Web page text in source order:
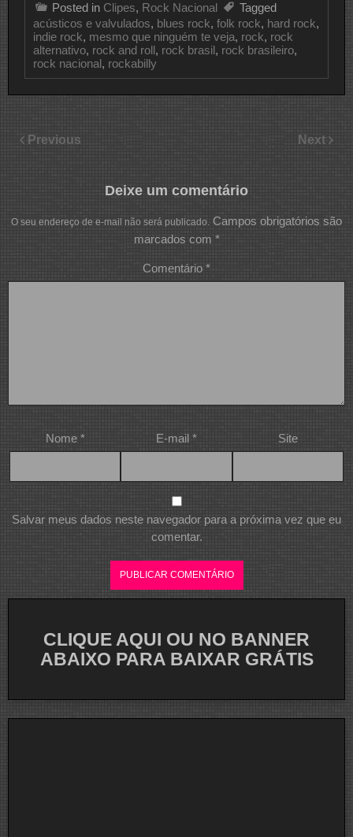
Posted in Clipes, Rock Nacional
Tagged
acústicos e valvulados, blues rock, folk rock, hard rock,
indie rock, mesmo que ninguém te veja, rock, rock
alternativo, rock and roll, rock brasil, rock brasileiro,
rock nacional, rockabilly
Previous Next
Deixe um comentário
O seu endereço de e-mail não será publicado. Campos obrigatórios são
marcados com *
Comentário *
Nome * E-mail * Site
Salvar meus dados neste navegador para a próxima vez que eu
comentar.
CLIQUE AQUI OU NO BANNER
ABAIXO PARA BAIXAR GRÁTIS